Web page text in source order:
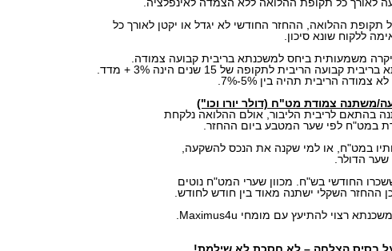
תקופת ההלואה, ההחזר החודשי לא יגדל או יקטן לאורך כל
ללקוח שונא סיכון.
משמעותית ביחס למשכנתא בריבית קבועה צמודה.
הריבית לתקופה של 15 שנים הינה 3% + מדד.
הריבית תהיה בין 5%-7%.
משתנה צמודת מט"ח (דולר יורו וכו")
בהתאם לריבית הליבור, אולם ההלואה נלקחת
במט"ח לפי שער המטבע ביום ההחזר.
במט"ח, או למי שקנה את הנכס להשקעה,
הדולר.
ההחזר השקלי ישתנה מאוד בין חודש לחודש.
רצוי להתיעץ עם מומחי Maximus4u